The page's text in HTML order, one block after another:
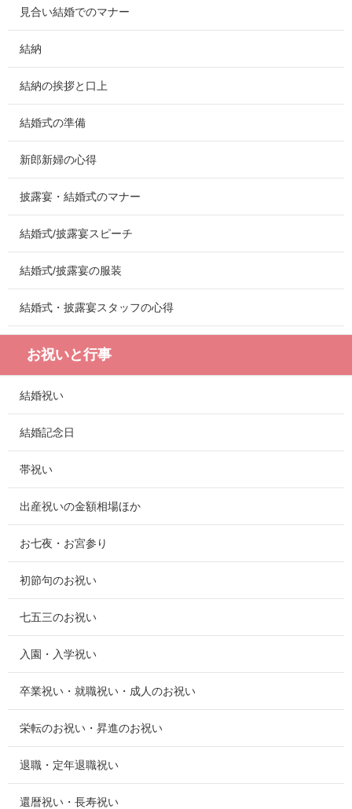
見合い結婚でのマナー
結納
結納の挨拶と口上
結婚式の準備
新郎新婦の心得
披露宴・結婚式のマナー
結婚式/披露宴スピーチ
結婚式/披露宴の服装
結婚式・披露宴スタッフの心得
お祝いと行事
結婚祝い
結婚記念日
帯祝い
出産祝いの金額相場ほか
お七夜・お宮参り
初節句のお祝い
七五三のお祝い
入園・入学祝い
卒業祝い・就職祝い・成人のお祝い
栄転のお祝い・昇進のお祝い
退職・定年退職祝い
還暦祝い・長寿祝い